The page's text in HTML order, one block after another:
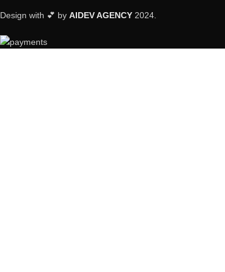
Design with 💕 by AIDEV AGENCY 2024.